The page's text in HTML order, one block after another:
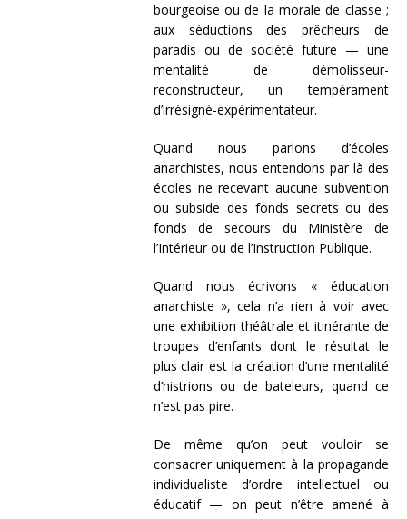
bourgeoise ou de la morale de classe ;
aux séductions des prêcheurs de
paradis ou de société future — une
mentalité de démolisseur-
reconstructeur, un tempérament
d’irrésigné-expérimentateur.
Quand nous parlons d’écoles
anarchistes, nous entendons par là des
écoles ne recevant aucune subvention
ou subside des fonds secrets ou des
fonds de secours du Ministère de
l’Intérieur ou de l’Instruction Publique.
Quand nous écrivons « éducation
anarchiste », cela n’a rien à voir avec
une exhibition théâtrale et itinérante de
troupes d’enfants dont le résultat le
plus clair est la création d’une mentalité
d’histrions ou de bateleurs, quand ce
n’est pas pire.
De même qu’on peut vouloir se
consacrer uniquement à la propagande
individualiste d’ordre intellectuel ou
éducatif — on peut n’être amené à